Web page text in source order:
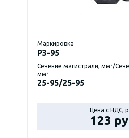
Маркировка
P3-95
Сечение магистрали, мм²/
мм²
25-95/25-95
Цена с НДС,
123